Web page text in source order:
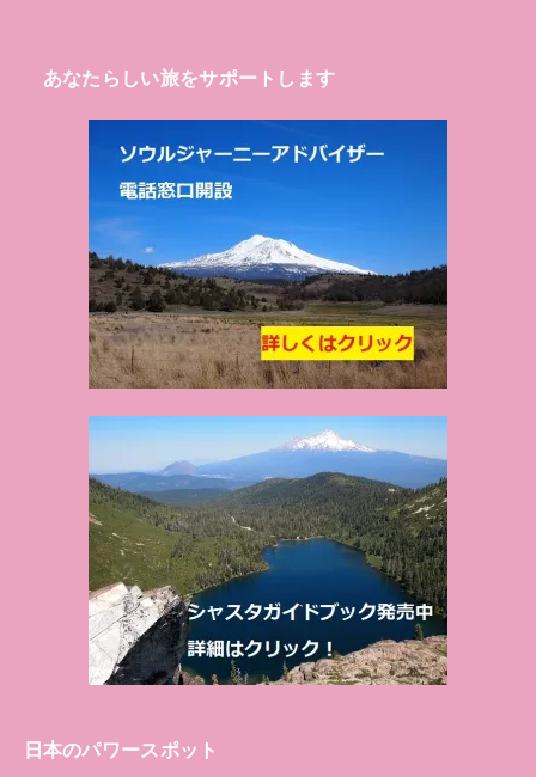
あなたらしい旅をサポートします
日本のパワースポット